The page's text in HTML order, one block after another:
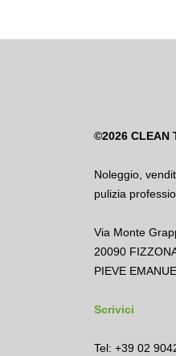
©2026 CLEAN
Noleggio
pulizia
Via Monte
20090
PIEVE
Scrivici
Tel: +39 02